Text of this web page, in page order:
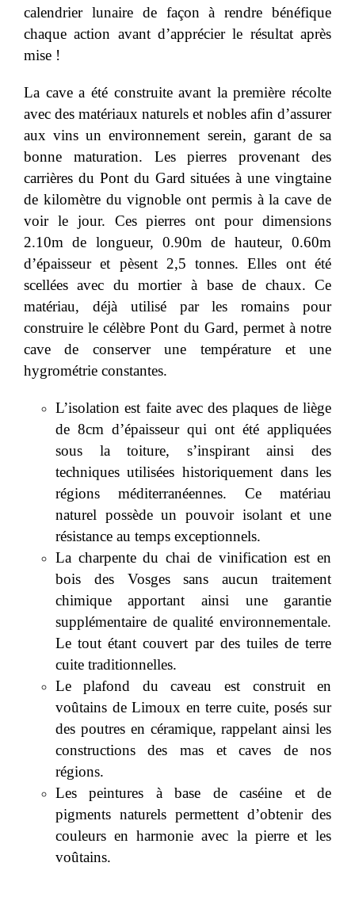
calendrier lunaire de façon à rendre bénéfique
chaque action avant d’apprécier le résultat après
mise !
La cave a été construite avant la première récolte
avec des matériaux naturels et nobles afin d’assurer
aux vins un environnement serein, garant de sa
bonne maturation. Les pierres provenant des
carrières du Pont du Gard situées à une vingtaine
de kilomètre du vignoble ont permis à la cave de
voir le jour. Ces pierres ont pour dimensions
2.10m de longueur, 0.90m de hauteur, 0.60m
d’épaisseur et pèsent 2,5 tonnes. Elles ont été
scellées avec du mortier à base de chaux. Ce
matériau, déjà utilisé par les romains pour
construire le célèbre Pont du Gard, permet à notre
cave de conserver une température et une
hygrométrie constantes.
L’isolation est faite avec des plaques de liège
de 8cm d’épaisseur qui ont été appliquées
sous la toiture, s’inspirant ainsi des
techniques utilisées historiquement dans les
régions méditerranéennes. Ce matériau
naturel possède un pouvoir isolant et une
résistance au temps exceptionnels.
La charpente du chai de vinification est en
bois des Vosges sans aucun traitement
chimique apportant ainsi une garantie
supplémentaire de qualité environnementale.
Le tout étant couvert par des tuiles de terre
cuite traditionnelles.
Le plafond du caveau est construit en
voûtains de Limoux en terre cuite, posés sur
des poutres en céramique, rappelant ainsi les
constructions des mas et caves de nos
régions.
Les peintures à base de caséine et de
pigments naturels permettent d’obtenir des
couleurs en harmonie avec la pierre et les
voûtains.